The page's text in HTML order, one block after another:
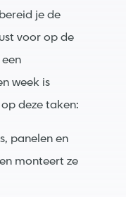
je de
voor op de
week is
deze taken:
panelen en
monteert ze